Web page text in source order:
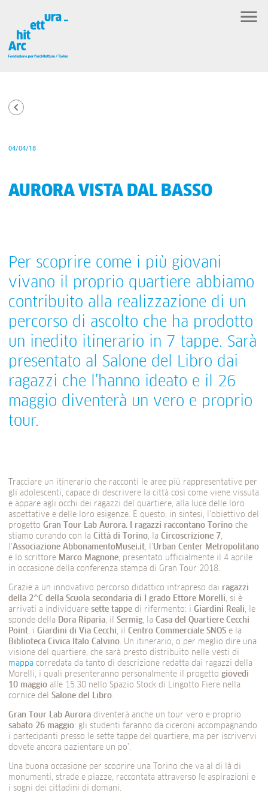
04/04/18
AURORA VISTA DAL BASSO
Per scoprire come i più giovani
vivano il proprio quartiere abbiamo
contribuito alla realizzazione di un
percorso di ascolto che ha prodotto
un inedito itinerario in 7 tappe. Sarà
presentato al Salone del Libro dai
ragazzi che l’hanno ideato e il 26
maggio diventerà un vero e proprio
tour.
Tracciare un itinerario che racconti le aree più rappresentative per
gli adolescenti, capace di descrivere la città così come viene vissuta
e appare agli occhi dei ragazzi del quartiere, alla luce delle loro
aspettative e delle loro esigenze. È questo, in sintesi, l’obiettivo del
progetto Gran Tour Lab Aurora. I ragazzi raccontano Torino che
stiamo curando con la Città di Torino, la Circoscrizione 7,
l’Associazione AbbonamentoMusei.it, l’Urban Center Metropolitano
e lo scrittore Marco Magnone, presentato ufficialmente il 4 aprile
in occasione della conferenza stampa di Gran Tour 2018.
Grazie a un innovativo percorso didattico intrapreso dai ragazzi
della 2^C della Scuola secondaria di I grado Ettore Morelli, si è
arrivati a individuare sette tappe di rifermento: i Giardini Reali, le
sponde della Dora Riparia, il Sermig, la Casa del Quartiere Cecchi
Point, i Giardini di Via Cecchi, il Centro Commerciale SNOS e la
Biblioteca Civica Italo Calvino. Un itinerario, o per meglio dire una
visione del quartiere, che sarà presto distribuito nelle vesti di
mappa corredata da tanto di descrizione redatta dai ragazzi della
Morelli, i quali presenteranno personalmente il progetto giovedì
10 maggio alle 15.30 nello Spazio Stock di Lingotto Fiere nella
cornice del Salone del Libro.
Gran Tour Lab Aurora diventerà anche un tour vero e proprio
sabato 26 maggio: gli studenti faranno da ciceroni accompagnando
i partecipanti presso le sette tappe del quartiere, ma per iscrivervi
dovete ancora pazientare un po’.
Una buona occasione per scoprire una Torino che va al di là di
monumenti, strade e piazze, raccontata attraverso le aspirazioni e
i sogni dei cittadini di domani.